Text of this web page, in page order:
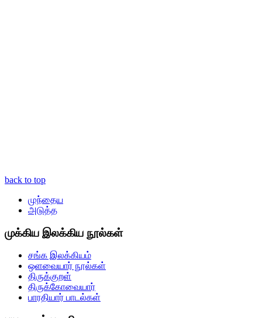
back to top
முந்தைய
அடுத்த
முக்கிய இலக்கிய நூல்கள்
சங்க இலக்கியம்
ஒளவையார் நூல்கள்
திருக்குறள்
திருக்கோவையார்
பாரதியார் பாடல்கள்